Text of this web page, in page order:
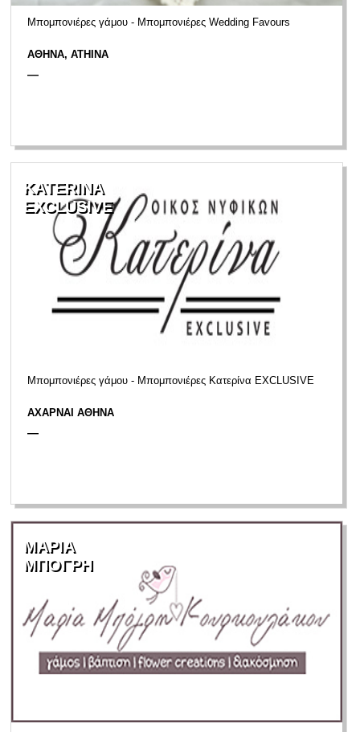
Μπομπονιέρες γάμου - Μπομπονιέρες Wedding Favours
ΑΘΗΝΑ, ATHINA
—
KATERINA
EXCLUSIVE
Μπομπονιέρες γάμου - Μπομπονιέρες Κατερίνα EXCLUSIVE
ΑΧΑΡΝΑΙ ΑΘΗΝΑ
—
ΜΑΡΙΑ
ΜΠΟΓΡΗ